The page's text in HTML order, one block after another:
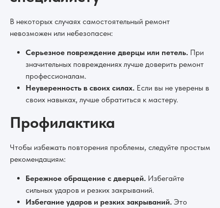
В некоторых случаях самостоятельный ремонт
невозможен или небезопасен:
Серьезное повреждение дверцы или петель. При
значительных повреждениях лучше доверить ремонт
профессионалам.
Неуверенность в своих силах. Если вы не уверены в
своих навыках, лучше обратиться к мастеру.
Профилактика
Чтобы избежать повторения проблемы, следуйте простым
рекомендациям:
Бережное обращение с дверцей. Избегайте
сильных ударов и резких закрываний.
Избегание ударов и резких закрываний. Это